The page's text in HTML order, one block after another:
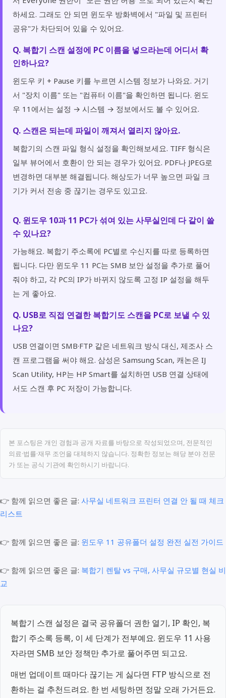
하세요. 그래도 안 되면 윈도우 방화벽에서 "파일 및 프린터
공유"가 차단되어 있을 수 있어요.
Q. 복합기 스캔 설정에 PC 이름을 넣으라는데 어디서 확
인하나요?
윈도우 키 + Pause 키를 누르면 시스템 정보가 나와요. 거기
서 "장치 이름" 또는 "컴퓨터 이름"을 확인하면 됩니다. 윈도
우 11에서는 설정 → 시스템 → 정보에서도 볼 수 있어요.
Q. 스캔은 되는데 파일이 깨져서 열리지 않아요.
복합기의 스캔 파일 형식 설정을 확인해보세요. TIFF 형식은
일부 뷰어에서 호환이 안 되는 경우가 있어요. PDF나 JPEG로
변경하면 대부분 해결됩니다. 해상도가 너무 높으면 파일 크
기가 커서 전송 중 끊기는 경우도 있고요.
Q. 윈도우 10과 11 PC가 섞여 있는 사무실인데 다 같이 쓸
수 있나요?
가능해요. 복합기 주소록에 PC별로 수신지를 따로 등록하면
됩니다. 다만 윈도우 11 PC는 SMB 보안 설정을 추가로 풀어
줘야 하고, 각 PC의 IP가 바뀌지 않도록 고정 IP 설정을 해두
는 게 좋아요.
Q. USB로 직접 연결한 복합기도 스캔을 PC로 보낼 수 있
나요?
USB 연결이면 SMB·FTP 같은 네트워크 방식 대신, 제조사 스
캔 프로그램을 써야 해요. 삼성은 Samsung Scan, 캐논은 IJ
Scan Utility, HP는 HP Smart를 설치하면 USB 연결 상태에
서도 스캔 후 PC 저장이 가능합니다.
본 포스팅은 개인 경험과 공개 자료를 바탕으로 작성되었으며, 전문적인
의료·법률·재무 조언을 대체하지 않습니다. 정확한 정보는 해당 분야 전문
가 또는 공식 기관에 확인하시기 바랍니다.
👉 함께 읽으면 좋은 글: 사무실 네트워크 프린터 연결 안 될 때 체크
리스트
👉 함께 읽으면 좋은 글: 윈도우 11 공유폴더 설정 완전 실전 가이드
👉 함께 읽으면 좋은 글: 복합기 렌탈 vs 구매, 사무실 규모별 현실 비
교
복합기 스캔 설정은 결국 공유폴더 권한 열기, IP 확인, 복
합기 주소록 등록, 이 세 단계가 전부예요. 윈도우 11 사용
자라면 SMB 보안 정책만 추가로 풀어주면 되고요.
매번 업데이트 때마다 끊기는 게 싫다면 FTP 방식으로 전
환하는 걸 추천드려요. 한 번 세팅하면 정말 오래 가거든요.